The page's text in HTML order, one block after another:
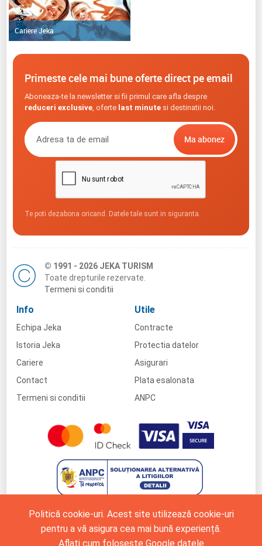
Politică cookie-uri. Acest site utilizează cookie-uri
pentru a vă asigura cea mai bună experiență.
Aflați cum folosește Google datele
Cariere Jeka
Primeste cele mai bune oferte direct pe email
Aboneaza-te la newsletter si fii primul care afla despre
reduceri exclusive, oferte last minutesi destinatii noi.
Te poti dezabona oricand. Datele tale sunt in siguranta.
© 1991 - 2026 JEKA TURISM
Toate drepturile rezervate.
Termeni si conditii
Info
Echipa Jeka
Istoria Jeka
Cariere
Contact
Termeni si conditii
Utile
Contracte
Protectia datelor
Asigurari
Plata esalonata
ANPC